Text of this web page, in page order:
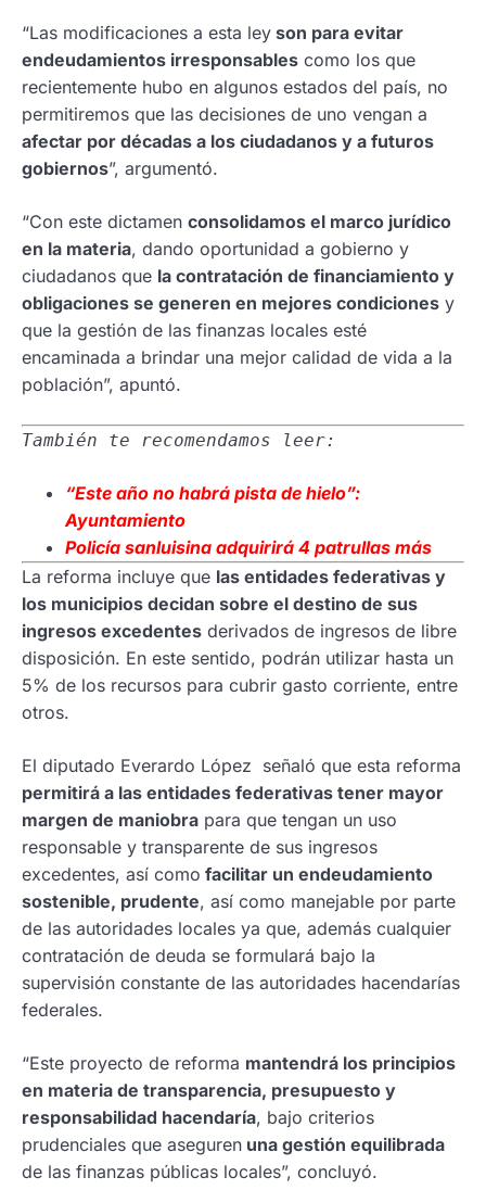
“Las modificaciones a esta ley son para evitar
endeudamientos irresponsables como los que
recientemente hubo en algunos estados del país, no
permitiremos que las decisiones de uno vengan a
afectar por décadas a los ciudadanos y a futuros
gobiernos”, argumentó.
“Con este dictamen consolidamos el marco jurídico
en la materia, dando oportunidad a gobierno y
ciudadanos que la contratación de financiamiento y
obligaciones se generen en mejores condiciones y
que la gestión de las finanzas locales esté
encaminada a brindar una mejor calidad de vida a la
población”, apuntó.
También te recomendamos leer:
“Este año no habrá pista de hielo”:
Ayuntamiento
Policía sanluisina adquirirá 4 patrullas más
La reforma incluye que las entidades federativas y
los municipios decidan sobre el destino de sus
ingresos excedentes derivados de ingresos de libre
disposición. En este sentido, podrán utilizar hasta un
5% de los recursos para cubrir gasto corriente, entre
otros.
El diputado Everardo López señaló que esta reforma
permitirá a las entidades federativas tener mayor
margen de maniobra para que tengan un uso
responsable y transparente de sus ingresos
excedentes, así como facilitar un endeudamiento
sostenible, prudente, así como manejable por parte
de las autoridades locales ya que, además cualquier
contratación de deuda se formulará bajo la
supervisión constante de las autoridades hacendarías
federales.
“Este proyecto de reforma mantendrá los principios
en materia de transparencia, presupuesto y
responsabilidad hacendaría, bajo criterios
prudenciales que aseguren una gestión equilibrada
de las finanzas públicas locales”, concluyó.